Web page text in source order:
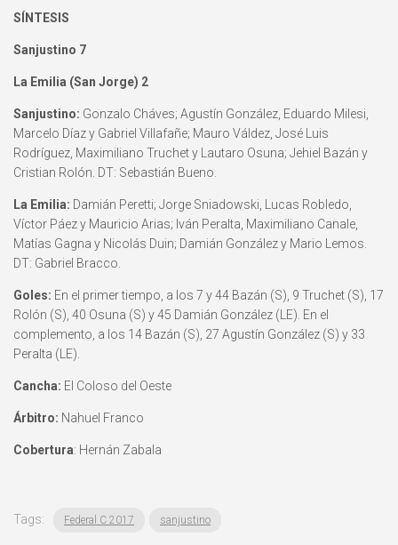
SÍNTESIS
Sanjustino 7
La Emilia (San Jorge) 2
Sanjustino: Gonzalo Cháves; Agustín González, Eduardo Milesi,
Marcelo Díaz y Gabriel Villafañe; Mauro Váldez, José Luis
Rodríguez, Maximiliano Truchet y Lautaro Osuna; Jehiel Bazán y
Cristian Rolón. DT: Sebastián Bueno.
La Emilia: Damián Peretti; Jorge Sniadowski, Lucas Robledo,
Víctor Páez y Mauricio Arias; Iván Peralta, Maximiliano Canale,
Matías Gagna y Nicolás Duin; Damián González y Mario Lemos.
DT: Gabriel Bracco.
Goles: En el primer tiempo, a los 7 y 44 Bazán (S), 9 Truchet (S), 17
Rolón (S), 40 Osuna (S) y 45 Damián González (LE). En el
complemento, a los 14 Bazán (S), 27 Agustín González (S) y 33
Peralta (LE).
Cancha: El Coloso del Oeste
Árbitro: Nahuel Franco
Cobertura: Hernán Zabala
Tags: Federal C 2017 sanjustino